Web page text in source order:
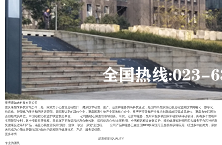
重庆康如来科技有限公司
重庆康如来科技有限公司，是一家致力于心血管远程医疗、健康技术研发、生产、运营和服务的高科技企业，是国内率先实现心脏远程监测技术网络化、数字化、
信息化、智能化的服务和网络运营商。是国家认定的双软企业，重庆国家生物产业基地核心企业、重庆医疗器械产业技术创新战略联盟成员单位、重庆市物联网协
会创始成员单位、中国远程心脏监护联盟发起单位。 公司围绕心脑血管领域创新、研发、运营与服务，先后承担多项国家和省部级科研项目，拥有多个发明和
实用新型专利，数十项软件著作权。目前旗下拥有远程静态心电检测、远程动态心电/血压检测、全病程远程多参数监护、移动健康监测管理四大服务平台和神经康
复健康促进系列产品，涵盖心脑血管疾病“预防、急救、诊治、康复”全过程。 公司产品和服务已在全国1000多家医疗卫生机构获得应用。经过多年的努力，康如
来已成为心脑血管领域国内知名的远程医疗健康技术、产品、服务提供商。
更多详情
品质保证/QUALITY
专业的团队